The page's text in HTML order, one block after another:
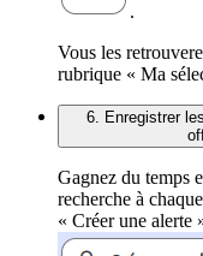
.
Vous les
rubrique « Ma
6. Enregistrer
Gagnez du temps
recherche à
« Créer une alerte